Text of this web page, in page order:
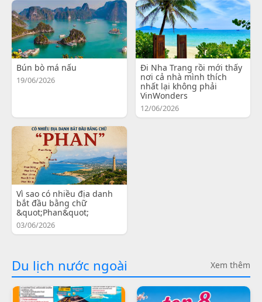
Bún bò má nấu
19/06/2026
Đi Nha Trang rồi mới thấy
nơi cả nhà mình thích
nhất lại không phải
VinWonders
12/06/2026
Vì sao có nhiều địa danh
bắt đầu bằng chữ
&quot;Phan&quot;
03/06/2026
Du lịch nước ngoài Xem thêm